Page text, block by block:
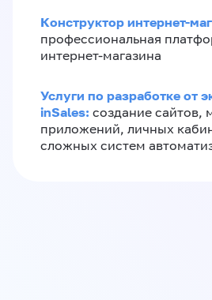
Конструктор интернет-
профессиональная
интернет-магазина
Услуги по разработке от
inSales: создание сайтов,
приложений, личных
сложных систем